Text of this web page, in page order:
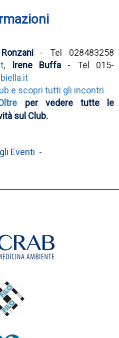
- Tel 028483258
, Irene Buffa
- Tel 015-
e scopri tutti gli incontri
per vedere tutte le
sul Club.
Eventi -